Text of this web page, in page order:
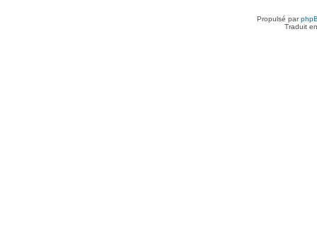
Propulsé par
Traduit